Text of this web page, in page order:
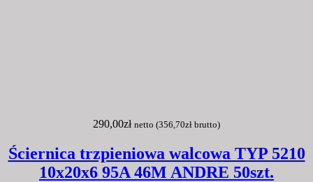
290,00zł netto (356,70zł brutto)
Ściernica trzpieniowa walcowa TYP 5210
10x20x6 95A 46M ANDRE 50szt.